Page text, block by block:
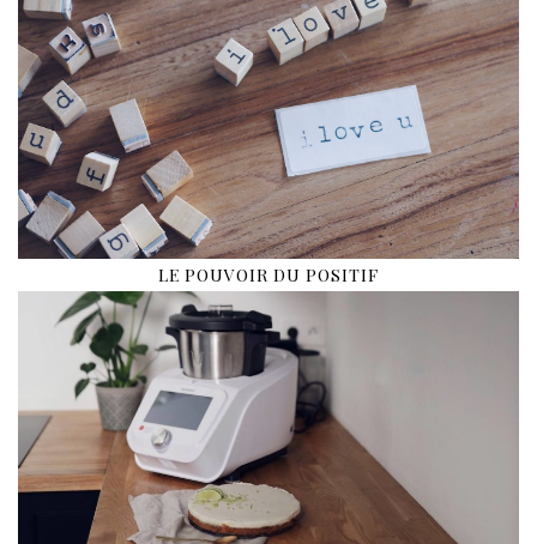
LE POUVOIR DU POSITIF